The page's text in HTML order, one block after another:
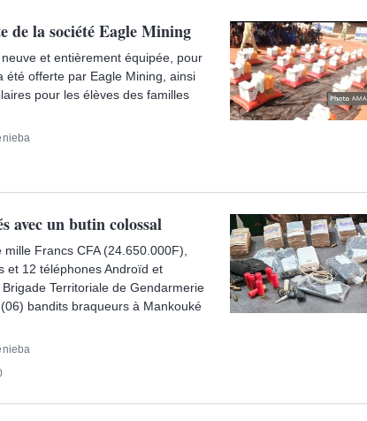
de la société Eagle Mining
et entièrement équipée, pour
été offerte par Eagle Mining, ainsi
pour les élèves des familles
avec un butin colossal
Francs CFA (24.650.000F),
et 12 téléphones Androïd et
Territoriale de Gendarmerie
bandits braqueurs à Mankouké